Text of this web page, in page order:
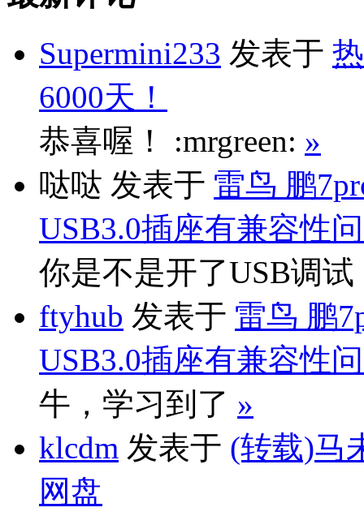
Supermini233 发表于
6000天！
恭喜喔！ :mrgreen: »
哒哒 发表于 雷鸟 鹏
USB3.0插座有兼容性
你是不是开了USB调
ftyhub 发表于 雷鸟 鹏
USB3.0插座有兼容性
牛，学习到了 »
klcdm 发表于 (转载)马
网盘